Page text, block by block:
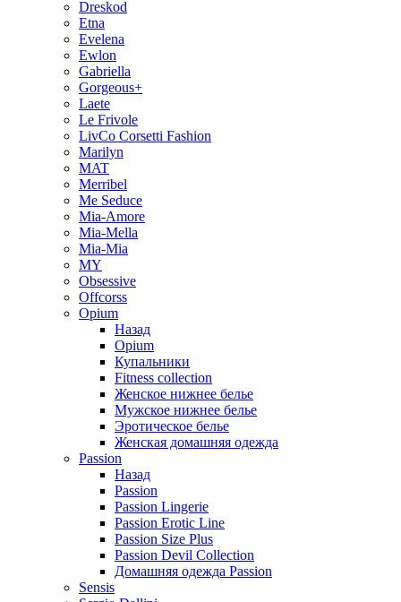
Dreskod
Etna
Evelena
Ewlon
Gabriella
Gorgeous+
Laete
Le Frivole
LivCo Corsetti Fashion
Marilyn
MAT
Merribel
Me Seduce
Mia-Amore
Mia-Mella
Mia-Mia
MY
Obsessive
Offcorss
Opium
Назад
Opium
Купальники
Fitness collection
Женское нижнее белье
Мужское нижнее белье
Эротическое белье
Женская домашняя одежда
Passion
Назад
Passion
Passion Lingerie
Passion Erotic Line
Passion Size Plus
Passion Devil Collection
Домашняя одежда Passion
Sensis